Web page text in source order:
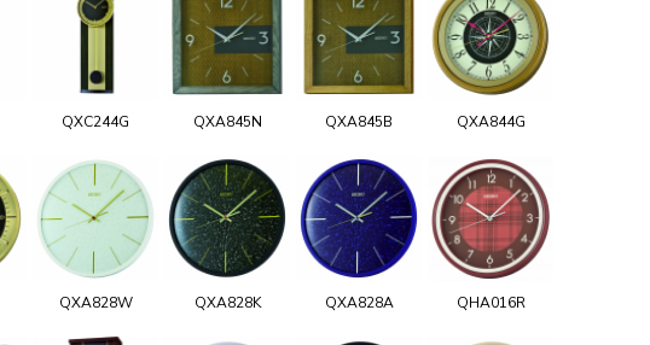
QXC244G QXA845N QXA845B QXA844G
QXA828W QXA828K QXA828A QHA016R